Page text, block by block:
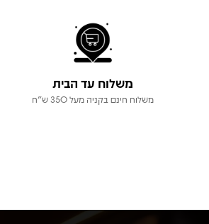
משלוח עד הבית
משלוח חינם בקניה מעל 350 ש"ח